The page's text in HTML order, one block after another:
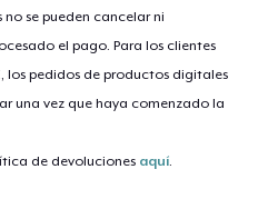
se pueden cancelar ni
el pago. Para los clientes
los pedidos de productos digitales
una vez que haya comenzado la
de devoluciones aquí